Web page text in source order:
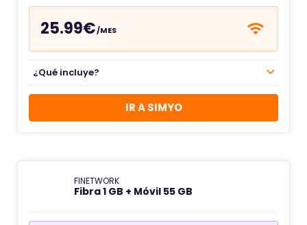
25.99€/MES
¿Qué incluye?
IR A SIMYO
FINETWORK
Fibra 1 GB + Móvil 55 GB